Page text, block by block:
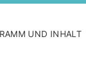
UND INHALT